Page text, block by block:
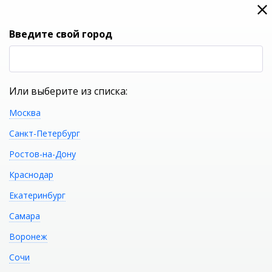
0
Держатель для
туалетной бумаги с крышкой
Введите свой город
Или выберите из списка:
Москва
Санкт-Петербург
Ростов-на-Дону
Краснодар
Екатеринбург
Самара
Воронеж
Сочи